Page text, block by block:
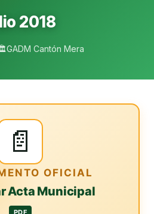
2018
GADM Cantón Mera
📄
OFICIAL
Acta Municipal
PDF